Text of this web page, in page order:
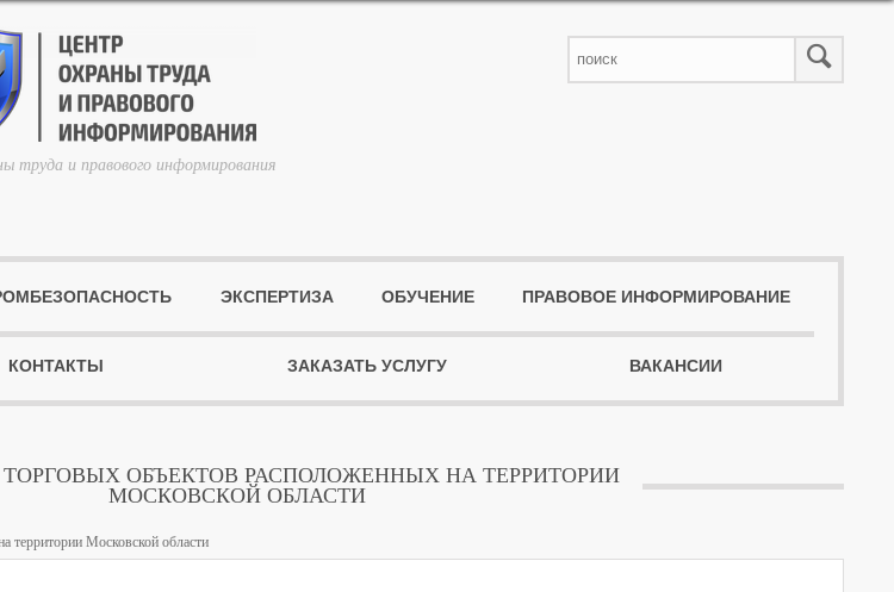
труда и правового информирования
ЭКСПЕРТИЗА ОБУЧЕНИЕ ПРАВОВОЕ ИНФОРМИРОВАНИЕ
КОНТАКТЫ ЗАКАЗАТЬ УСЛУГУ ВАКАНСИИ
ТОРГОВЫХ ОБЪЕКТОВ РАСПОЛОЖЕННЫХ НА ТЕРРИТОРИИ
МОСКОВСКОЙ ОБЛАСТИ
территории Московской области